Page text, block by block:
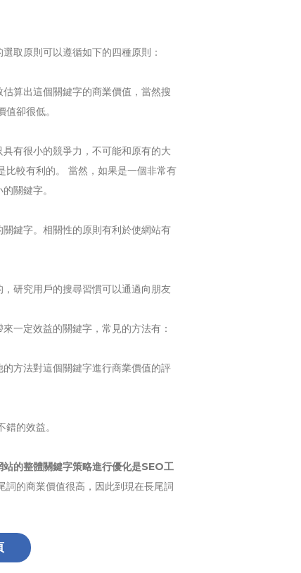
取原則可以遵循如下的四種原則：
算出這個關鍵字的商業價值，當然搜
卻很低。
有很小的競爭力，不可能和原有的大
比較有利的。 當然，如果是一個非常有
關鍵字。
鍵字。相關性的原則有利於使網站有
研究用戶的搜尋習慣可以通過向朋友
一定效益的關鍵字，常見的方法有：
方法對這個關鍵字進行商業價值的評
的效益。
的整體關鍵字策略進行優化是SEO工
的商業價值很高，因此到現在長尾詞